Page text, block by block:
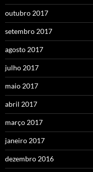
outubro 2017
setembro 2017
agosto 2017
julho 2017
maio 2017
abril 2017
março 2017
janeiro 2017
dezembro 2016